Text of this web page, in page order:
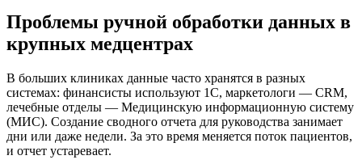
Проблемы ручной обработки данных в
крупных медцентрах
В больших клиниках данные часто хранятся в разных
системах: финансисты используют 1С, маркетологи — CRM,
лечебные отделы — Медицинскую информационную систему
(МИС). Создание сводного отчета для руководства занимает
дни или даже недели. За это время меняется поток пациентов,
и отчет устаревает.